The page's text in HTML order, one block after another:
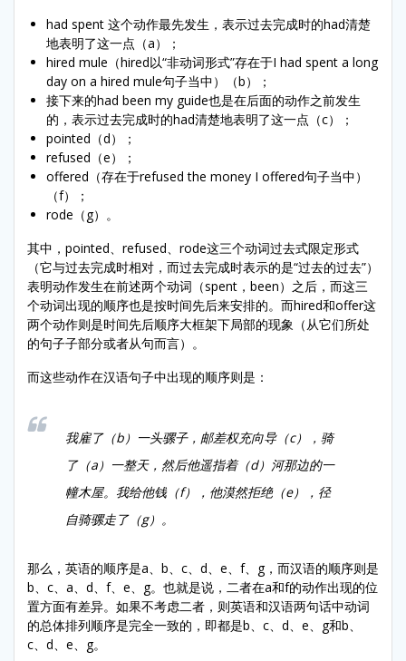
had spent 这个动作最先发生，表示过去完成时的had清楚
地表明了这一点（a）；
hired mule（hired以“非动词形式”存在于I had spent a long
day on a hired mule句子当中）（b）；
接下来的had been my guide也是在后面的动作之前发生
的，表示过去完成时的had清楚地表明了这一点（c）；
pointed（d）；
refused（e）；
offered（存在于refused the money I offered句子当中）
（f）；
rode（g）。
其中，pointed、refused、rode这三个动词过去式限定形式
（它与过去完成时相对，而过去完成时表示的是“过去的过去”）
表明动作发生在前述两个动词（spent，been）之后，而这三
个动词出现的顺序也是按时间先后来安排的。而hired和offer这
两个动作则是时间先后顺序大框架下局部的现象（从它们所处
的句子子部分或者从句而言）。
而这些动作在汉语句子中出现的顺序则是：
我雇了（b）一头骡子，邮差权充向导（c），骑
了（a）一整天，然后他遥指着（d）河那边的一
幢木屋。我给他钱（f），他漠然拒绝（e），径
自骑骡走了（g）。
那么，英语的顺序是a、b、c、d、e、f、g，而汉语的顺序则是
b、c、a、d、f、e、g。也就是说，二者在a和f的动作出现的位
置方面有差异。如果不考虑二者，则英语和汉语两句话中动词
的总体排列顺序是完全一致的，即都是b、c、d、e、g和b、
c、d、e、g。